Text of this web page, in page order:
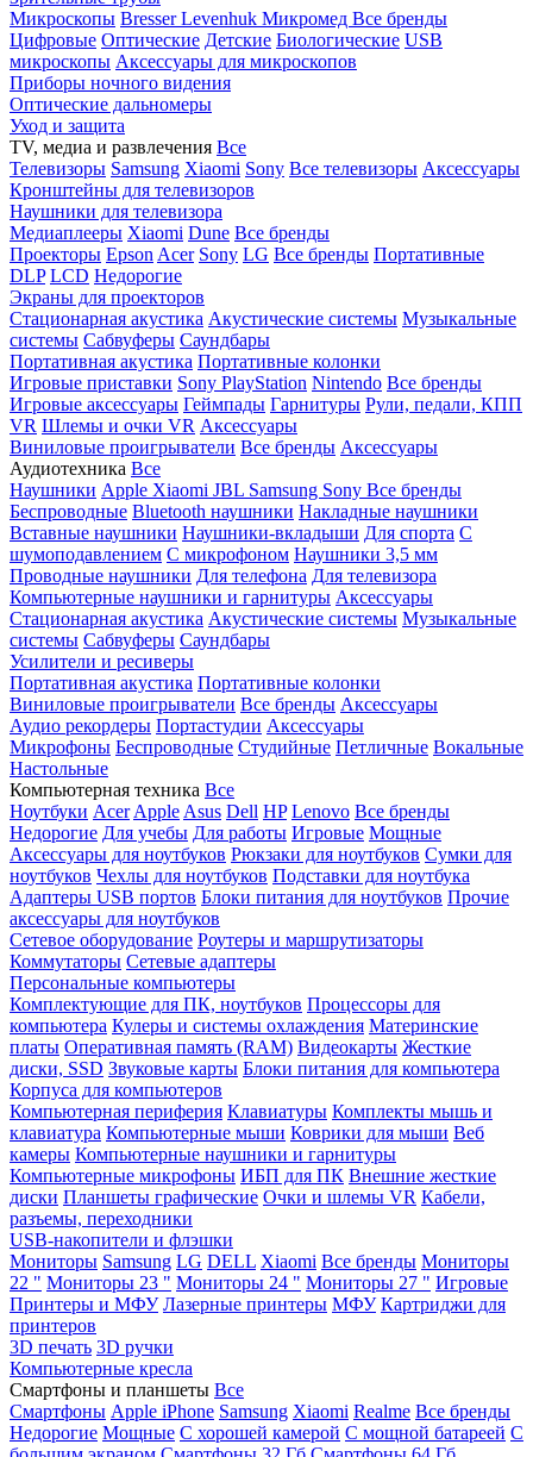
Микроскопы BresserLevenhuk Микромед Все бренды
Цифровые Оптические Детские Биологические USB
микроскопы Аксессуары для микроскопов
Приборы ночного видения
Оптические дальномеры
Уход и защита
TV, медиа и развлечения Все
Телевизоры Samsung Xiaomi Sony Все телевизоры Аксессуары
Кронштейны для телевизоров
Наушники для телевизора
Медиаплееры Xiaomi Dune Все бренды
Проекторы Epson Acer Sony LG Все бренды Портативные
DLP LCD Недорогие
Экраны для проекторов
Стационарная акустика Акустические системы Музыкальные
системы Сабвуферы Саундбары
Портативная акустика Портативные колонки
Игровые приставки Sony PlayStation Nintendo Все бренды
Игровые аксессуары Геймпады Гарнитуры Рули, педали, КПП
VR Шлемы и очки VR Аксессуары
Виниловые проигрыватели Все бренды Аксессуары
Аудиотехника Все
Наушники Apple Xiaomi JBL Samsung Sony Все бренды
Беспроводные Bluetooth наушники Накладные наушники
Вставные наушники Наушники-вкладыши Для спорта С
шумоподавлением С микрофоном Наушники 3,5 мм
Проводные наушники Для телефона Для телевизора
Компьютерные наушники и гарнитуры Аксессуары
Стационарная акустика Акустические системы Музыкальные
системы Сабвуферы Саундбары
Усилители и ресиверы
Портативная акустика Портативные колонки
Виниловые проигрыватели Все бренды Аксессуары
Аудио рекордеры Портастудии Аксессуары
Микрофоны Беспроводные Студийные Петличные Вокальные
Настольные
Компьютерная техника Все
Ноутбуки Acer Apple Asus Dell HP Lenovo Все бренды
Недорогие Для учебы Для работы Игровые Мощные
Аксессуары для ноутбуков Рюкзаки для ноутбуков Сумки для
ноутбуков Чехлы для ноутбуков Подставки для ноутбука
Адаптеры USB портов Блоки питания для ноутбуков Прочие
аксессуары для ноутбуков
Сетевое оборудование Роутеры и маршрутизаторы
Коммутаторы Сетевые адаптеры
Персональные компьютеры
Комплектующие для ПК, ноутбуков Процессоры для
компьютера Кулеры и системы охлаждения Материнские
платы Оперативная память (RAM) Видеокарты Жесткие
диски, SSD Звуковые карты Блоки питания для компьютера
Корпуса для компьютеров
Компьютерная периферия Клавиатуры Комплекты мышь и
клавиатура Компьютерные мыши Коврики для мыши Веб
камеры Компьютерные наушники и гарнитуры
Компьютерные микрофоны ИБП для ПК Внешние жесткие
диски Планшеты графические Очки и шлемы VR Кабели,
разъемы, переходники
USB-накопители и флэшки
Мониторы Samsung LG DELL Xiaomi Все бренды Мониторы
22 " Мониторы 23 " Мониторы 24 " Мониторы 27 " Игровые
Принтеры и МФУ Лазерные принтеры МФУ Картриджи для
принтеров
3D печать 3D ручки
Компьютерные кресла
Смартфоны и планшеты Все
Смартфоны Apple iPhone Samsung Xiaomi Realme Все бренды
Недорогие Мощные С хорошей камерой С мощной батареей С